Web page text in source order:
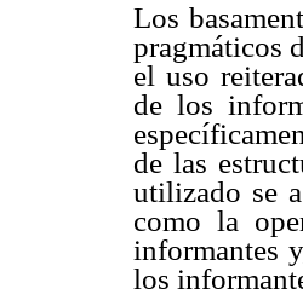
Los
pragmáticos
el uso
de los
de las
utilizado se
como la
informantes
los